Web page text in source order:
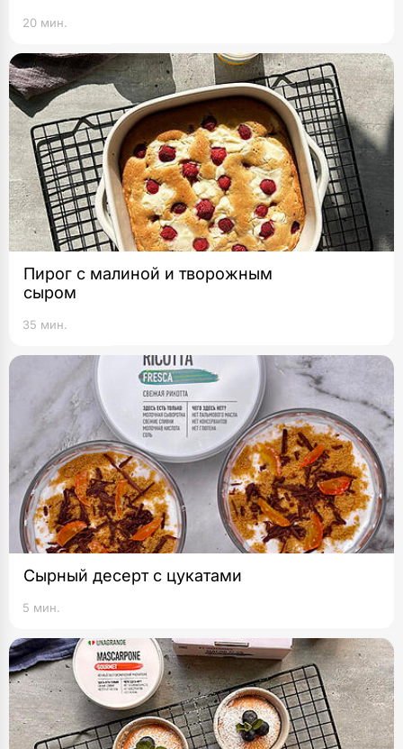
20 мин.
Пирог с малиной и творожным
сыром
35 мин.
Сырный десерт с цукатами
5 мин.